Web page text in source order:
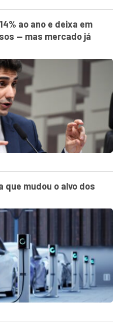
ao ano e deixa em
— mas mercado já
que mudou o alvo dos